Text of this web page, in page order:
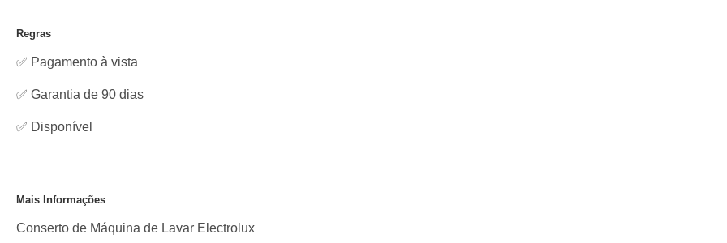
Regras
✅ Pagamento à vista
✅ Garantia de 90 dias
✅ Disponível
Mais Informações
Conserto de Máquina de Lavar Electrolux